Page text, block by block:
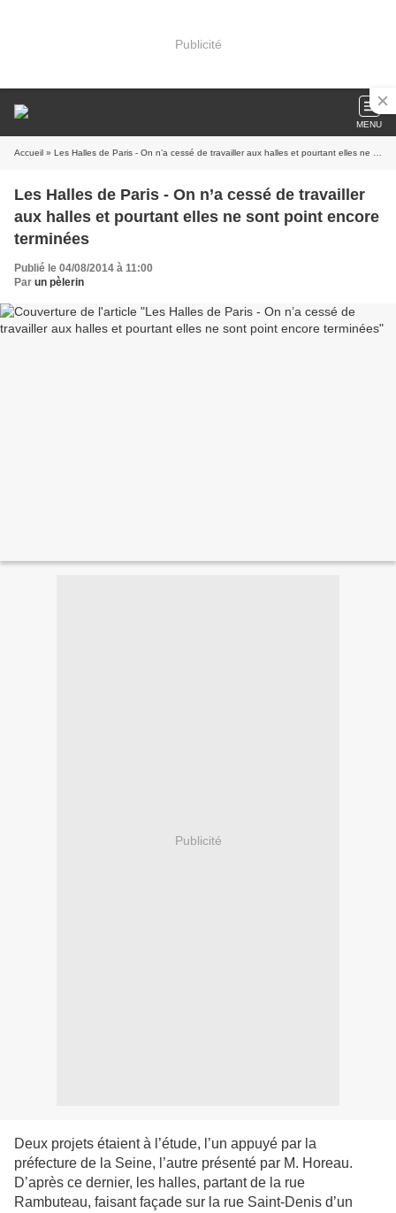
Publicité
MENU
Accueil » Les Halles de Paris - On n’a cessé de travailler aux halles et pourtant elles ne sont point encore terminées
Les Halles de Paris - On n’a cessé de travailler
aux halles et pourtant elles ne sont point encore
terminées
Publié le 04/08/2014 à 11:00
Par un pèlerin
Publicité
Deux projets étaient à l’étude, l’un appuyé par la
préfecture de la Seine, l’autre présenté par M. Horeau.
D’après ce dernier, les halles, partant de la rue
Rambuteau, faisant façade sur la rue Saint-Denis d’un